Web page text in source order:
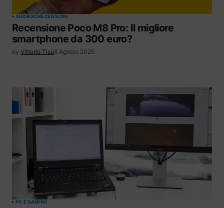
ANDROIDRECENSIONI
Recensione Poco M8 Pro: Il migliore
smartphone da 300 euro?
by Vittorio Tiso8 Agosto 2026
PC E GAMING